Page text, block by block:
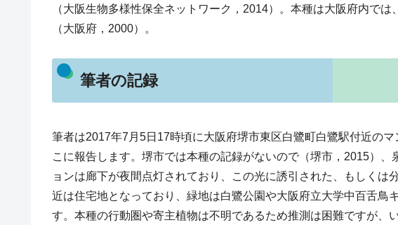
（大阪生物多様性保全ネットワーク，2014）。本種は大阪府内で
（大阪府，2000）。
筆者の記録
筆者は2017年7月5日17時頃に大阪府堺市東区白鷺町白鷺駅付近の
こに報告します。堺市では本種の記録がないので（堺市，2015）
ョンは廊下が夜間点灯されており、この光に誘引された、もしくは
近は住宅地となっており、緑地は白鷺公園や大阪府立大学中百舌鳥
す。本種の行動圏や寄主植物は不明であるため推測は困難ですが、